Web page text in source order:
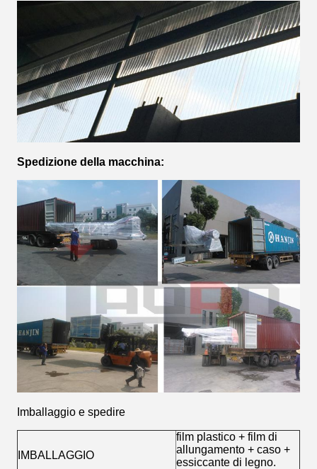
Spedizione della macchina:
Imballaggio e spedire
IMBALLAGGIO
film plastico + film di
allungamento + caso +
essiccante di legno.